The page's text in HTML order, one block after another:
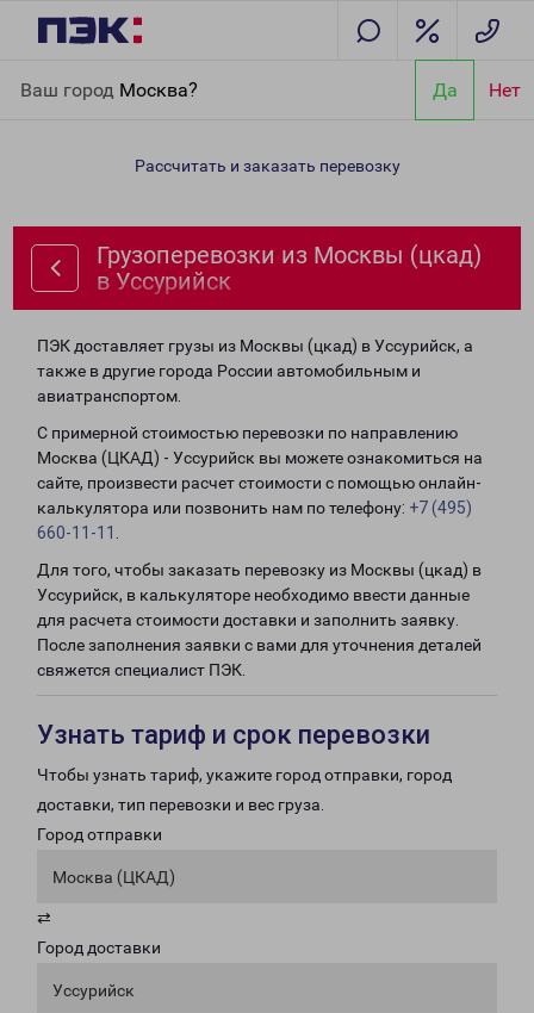
Ваш город Москва? Да Нет
Уссурийск
Рассчитать и заказать перевозку
Грузоперевозки из Москвы (цкад)
в Уссурийск
ПЭК доставляет грузы из Москвы (цкад) в Уссурийск, а
также в другие города России автомобильным и
авиатранспортом.
С примерной стоимостью перевозки по направлению
Москва (ЦКАД) - Уссурийск вы можете ознакомиться на
сайте, произвести расчет стоимости с помощью онлайн-
калькулятора или позвонить нам по телефону: +7 (495)
660-11-11
Для того, чтобы заказать перевозку из Москвы (цкад) в
Уссурийск, в калькуляторе необходимо ввести данные
для расчета стоимости доставки и заполнить заявку.
После заполнения заявки с вами для уточнения деталей
свяжется специалист ПЭК.
Узнать тариф и срок перевозки
Чтобы узнать тариф, укажите город отправки, город
доставки, тип перевозки и вес груза.
Город отправки
Москва (ЦКАД)
⇄
Город доставки
Уссурийск